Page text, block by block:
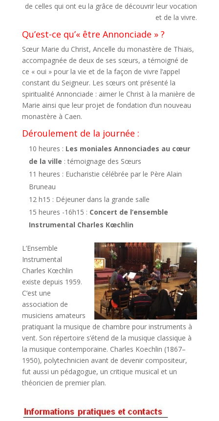
de celles qui ont eu la grâce de découvrir leur vocation
et de la vivre.
Qu’est-ce qu’« être Annonciade » ?
Sœur Marie du Christ, Ancelle du monastère de Thiais,
accompagnée de deux de ses sœurs, a témoigné de
ce « oui » pour la vie et de la façon de vivre l’appel
constant du Seigneur. Les sœurs ont présenté la
spiritualité Annonciade : aimer le Christ à la manière de
Marie ainsi que leur projet de fondation d’un nouveau
monastère à Caen.
Déroulement de la journée :
10 heures : Les moniales Annonciades au cœur
de la ville : témoignage des Sœurs
11 heures : Eucharistie célébrée par le Père Alain
Bruneau
12 h15 : Déjeuner dans la grande salle
15 heures -16h15 : Concert de l’ensemble
Instrumental Charles Kœchlin
L’Ensemble
Instrumental
Charles Kœchlin
existe depuis 1959.
C’est une
association de
musiciens amateurs
pratiquant la musique de chambre pour instruments à
vent. Son répertoire s’étend de la musique classique à
la musique contemporaine. Charles Koechlin (1867–
1950), polytechnicien avant de devenir compositeur,
fut aussi un pédagogue, un critique musical et un
théoricien de premier plan.